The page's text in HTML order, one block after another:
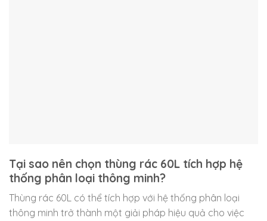
Tại sao nên chọn thùng rác 60L tích hợp hệ
thống phân loại thông minh?
Thùng rác 60L có thể tích hợp với hệ thống phân loại
thông minh trở thành một giải pháp hiệu quả cho việc